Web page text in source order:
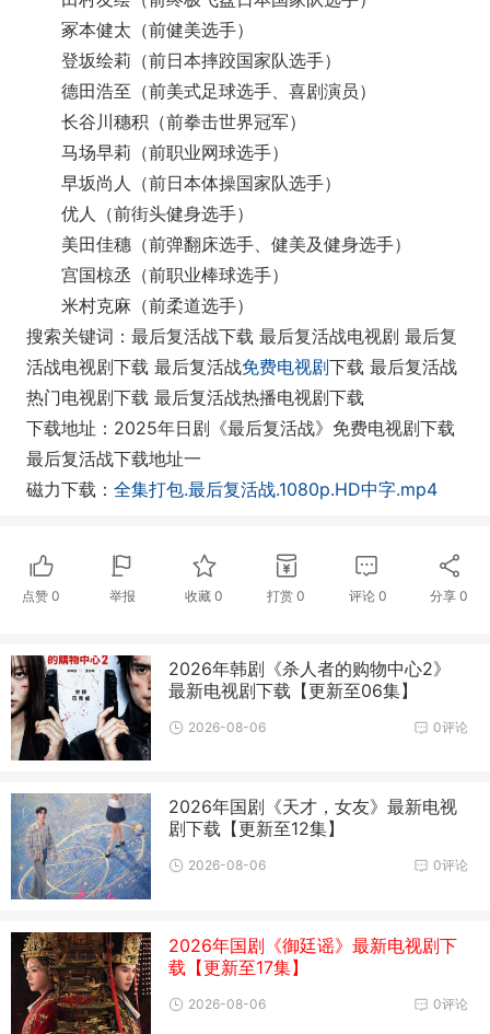
冢本健太（前健美选手）
登坂绘莉（前日本摔跤国家队选手）
德田浩至（前美式足球选手、喜剧演员）
长谷川穗积（前拳击世界冠军）
马场早莉（前职业网球选手）
早坂尚人（前日本体操国家队选手）
优人（前街头健身选手）
美田佳穗（前弹翻床选手、健美及健身选手）
宫国椋丞（前职业棒球选手）
米村克麻（前柔道选手）
搜索关键词：最后复活战下载 最后复活战电视剧 最后复
活战电视剧下载 最后复活战免费电视剧下载 最后复活战
热门电视剧下载 最后复活战热播电视剧下载
下载地址：2025年日剧《最后复活战》免费电视剧下载
最后复活战下载地址一
磁力下载： 全集打包.最后复活战.1080p.HD中字.mp4
点赞 0 举报 收藏0 打赏 0 评论 0 分享0
2026年韩剧《杀人者的购物中心2》
最新电视剧下载【更新至06集】
0评论
2026-08-06
2026年国剧《天才，女友》最新电视
剧下载【更新至12集】
0评论
2026-08-06
2026年国剧《御廷谣》最新电视剧下
载【更新至17集】
0评论
2026-08-06